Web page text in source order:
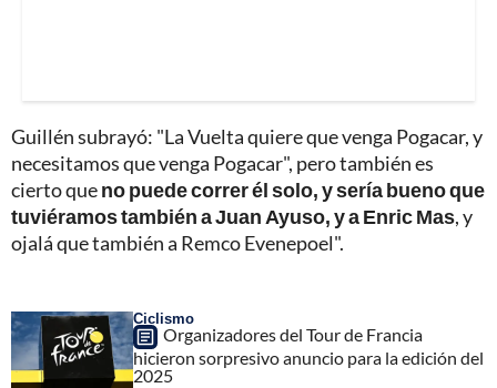
Guillén subrayó: "La Vuelta quiere que venga Pogacar, y
necesitamos que venga Pogacar", pero también es
cierto queno puede correr él solo, y sería bueno que
tuviéramos también a Juan Ayuso, y a Enric Mas, y
ojalá que también a Remco Evenepoel".
Ciclismo
Organizadores del Tour de Francia
hicieron sorpresivo anuncio para la edición del
2025